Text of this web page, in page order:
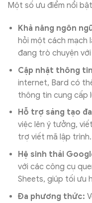
Một số ưu điểm nổi
Khả năng ngôn
hỏi một cách mạch
đang trò chuyện
Cập nhật thông
internet, Bard có
thông tin cung cấp
Hỗ trợ sáng tạo
việc lên ý tưởng,
trợ viết mã lập trình.
Hệ sinh thái
với các công cụ
Sheets, giúp tối ưu
Đa phương thức: